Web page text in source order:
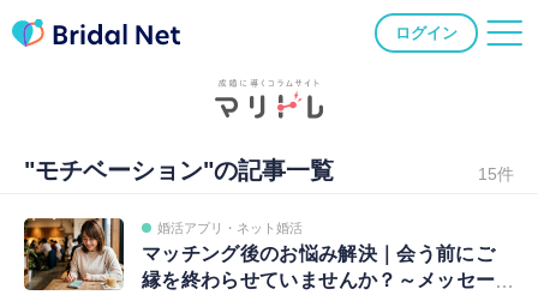
ログイン
"モチベーション"の記事一覧 15件
婚活アプリ・ネット婚活
マッチング後のお悩み解決｜会う前にご
縁を終わらせていませんか？～メッセー